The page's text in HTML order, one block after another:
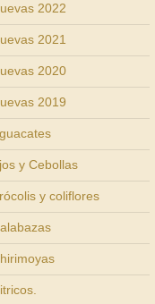
2022
2021
2020
2019
y Cebollas
y coliflores